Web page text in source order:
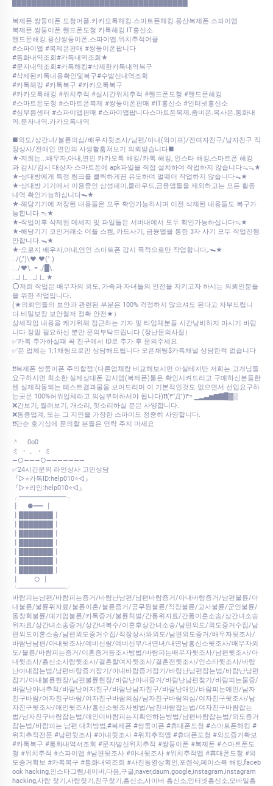
복제폰.쌍둥이폰.도청어플.카카오톡해킹.스마트폰해킹.용산복제폰.스파이앱
복제폰.쌍둥이폰.핸드폰도청 카톡해킹.IT흥신소.
핸드폰해킹.용산쌍둥이폰.스파이앱.위치추적어플
#스파이앱 #복제폰판매 #쌍둥이폰팝니다
#통화내역조회#카톡내역조회★
#문자내역조회#카톡해킹#삭제한카톡내역복구
#삭제된카톡내용확인및복구#수발신내역조회
#카톡해킹 #카톡복구 #카카오톡복구
#카카오톡해킹 #위치추적 #실시간위치추적 #핸드폰도청 #핸드폰해킹
#스마트폰도청 #스마트폰복제 #쌍둥이폰판매 #IT흥신소 #인터넷흥신소
#심부름센터 #스파이앱판매 #스파이앱팝니다스마트폰복제.좀비폰.복사폰.통화내
역.문자내역.카카오톡내역
■외도/상간녀/불륜의심/배우자뒷조사/남편/아내(와이프)/전여자친구/남자친구 직
장상사/전애인 연인의 사생활훔쳐보기 의뢰받습니다■
★-저희는...배우자,아내,연인 카카오톡 해킹/카톡 해킹, 인스타 해킹,스마트폰 해킹
과 감시/감시 대상자 스마트폰에 apk파일을 직접 설치하여 작업하지 않습니다ᯓᯓ★
★-상대방에게 특정 링크를 클릭하게끔 유도하여 멀웨어 작업하지 않습니다ᯓ★
★-상대방 기기에서 이용중인 삼성페이,클라우드,금융앱들을 제외하고는 모든 활동
내역 확인가능하십니다ᯓ★
★-해당기기에 저장된 내용들은 모두 확인가능하시며 이전 삭제된 내용들도 복구가
능합니다.ᯓ★
★-작업이후 삭제된 메세지 및 파일들은 서버내에서 모두 확인가능하십니다ᯓ★
★-해당기기 코인거래소 어플 스캠, 카드사기, 금융앱을 통한 3자 사기 모두 작업진행
안합니다.ᯓ★
★-오로지 배우자,아내,연인 스마트폰 감시 목적으로만 작업합니다,.ᯓ★
../(,")\♥ ♥(".)
.../♥\. = ./█\.
.._| |_ .._| |_ ★
⭕저희 작업은 배우자의 외도, 가족과 자녀들의 안전을 지키고자 하시는 의뢰인분들
을 위한 작업입니다.
(★의뢰인들의 보안과 관련된 부분은 100% 걱정하지 않으셔도 된다고 자부드립니
다.비밀보장 보안철저 정확 안전★）
상세작업 내용을 캐기위해 접근하는 기자 및 타업체분들 시간낭비하지 마시기 바랍
니다 정말 필요하신 분만 문의부탁드립니다 (장난문의사절）
✅카톡 추가하실때 꼭 친구에서 ID로 추가 후 문의주세요
✅본 업체는 1:1채팅으로만 상담해드립니다 오픈채팅$카톡채널 상담한적 없습니다
❗❗복제폰 쌍둥이폰 주의할점:(다른업체랑 비교해보시면 아실테지만 저희는 고개님들
요구하시면 최소한 실제상대폰 감시앱(복제폰)툴은 확인시켜드리고 구매하신분들한
텐 실제작동되는 테스트결과물을 보여드리며 이 기본적인것도 없으면서 선입요구하
는곳은 100%허위업체라고 의심부터하셔야 됩니다)❗❗(۳˚Д˚)۳= ▁▂▃▅▆▇█▓▒
❌간보기, 찔러보기, 개소리, 헛소리하실 분은 사양합니다.
❌동종업계, 또는 그 지인을 가장한 스파이도 정중히 사양합니다.
❗❗단순 호기심에 문의할 분들은 연락 주지 마세요
＾ 0o0
ミ ・ 。・ ミ
—○———○———————
✅24시간문의 라인상사 고민상담
『▷⭐카톡ID:help010⭐◁』
『▷⭐라인:help010⭐◁』
╭━━━━━━━╮
┃ ●══ ┃
┃ ○ ┃
╰━━━━━━━╯
바람피는남편/바람피는증거/바람난남편/남편바람증거/아내바람증거/남편불륜/아
내불륜/불륜위자료/불륜이혼/불륜증거/공무원불륜/직장불륜/교사불륜/군인불륜/
동창회불륜/대기업불륜/카톡증거/불륜처벌/간통위자료/간통이혼소송/상간녀소송
위자료/상간녀소송증거/상간녀복수/이혼후상간녀소송/남편외도/외도증거수집/남
편외도이혼소송/남편외도증거수집/직장상사와외도/남편외도증거/배우자뒷조사/
바람난남편/아내뒷조사/예비신랑/예비신부/내연녀/내연남흥신소뒷조사/배우자외
도/불륜/바람피는증거/이혼증거등조사방법/바람피는배우자뒷조사/남편뒷조사/아
내뒷조사/흥신소사람뒷조사/결혼할여자뒷조사/결혼전뒷조사/인스타뒷조사/바람
난아내잡는법/남편바람증거잡기/아내바람증거잡기/바람난남편잡는법/바람난남편
잡기/아내불륜현장/남편불륜현장/바람난아내증거/바람난남편찾기/바람피는물증/
바람난아내추적/바람난여자친구/바람난남자친구/바람난애인/바람피는애인/남자
친구바람/여자친구바람/여자친구바람의심/남자친구바람의심/여자친구뒷조사/남
자친구뒷조사/애인뒷조사/흥신소뒷조사방법/남친바람잡는법/여자친구바람잡는
법/남자친구바람잡는법/애인이바람피는지확인하는방법/남편바람잡는법/외도증거
잡는법/바람피는 남편 대처방법,#복제폰 #쌍둥이폰 #휴대폰도청 #스마트폰해킹 #
위치추적전문 #남편뒷조사 #아내뒷조사 #위치추적앱 #휴대폰도청 #외도증거확보
#카톡복구 #통화내역서조회 #문자발신위치추적 #쌍둥이폰 #복제폰 #스마트폰도
청 #위치추적 #스파이앱 #남편뒷조사 #아내뒷조사 #위치추적앱 #휴대폰도청 #외
도증거확보 #카톡복구 #통화내역조회 #사진동영상확인,포렌식,페이스북 해킹,faceb
ook hacking,인스타그램,네이버,다음,구글,naver,daum.google,instagram,instagram
hacking,사람 찾기,사람찾기,친구찾기,흥신소,사이버 흥신소,인터넷흥신소,모바일흥